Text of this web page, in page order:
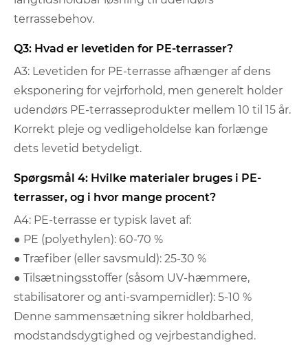
terrassebehov.
Q3: Hvad er levetiden for PE-terrasser?
A3: Levetiden for PE-terrasse afhænger af dens
eksponering for vejrforhold, men generelt holder
udendørs PE-terrasseprodukter mellem 10 til 15 år.
Korrekt pleje og vedligeholdelse kan forlænge
dets levetid betydeligt.
Spørgsmål 4: Hvilke materialer bruges i PE-
terrasser, og i hvor mange procent?
A4: PE-terrasse er typisk lavet af:
● PE (polyethylen): 60-70 %
● Træfiber (eller savsmuld): 25-30 %
● Tilsætningsstoffer (såsom UV-hæmmere,
stabilisatorer og anti-svampemidler): 5-10 %
Denne sammensætning sikrer holdbarhed,
modstandsdygtighed og vejrbestandighed.